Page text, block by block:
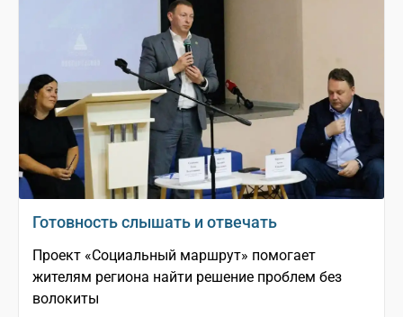
Готовность слышать и отвечать
Проект «Социальный маршрут» помогает
жителям региона найти решение проблем без
волокиты